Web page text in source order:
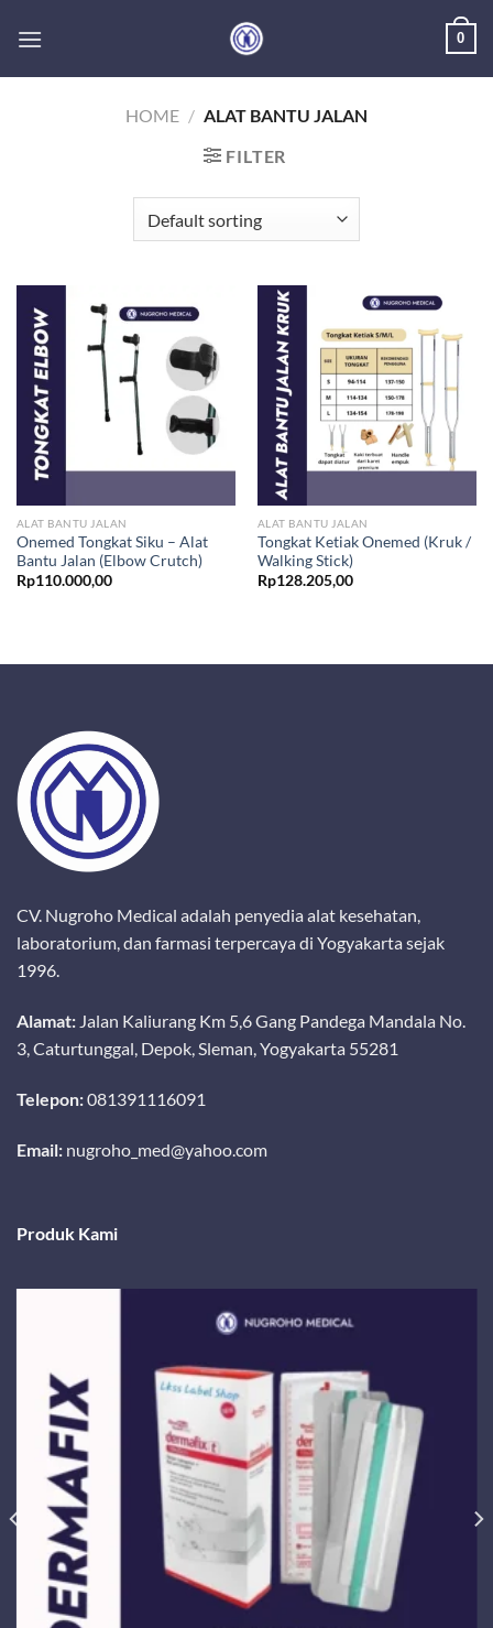
0
HOME / ALAT BANTU JALAN
FILTER
ALAT BANTU JALAN
Onemed Tongkat Siku – Alat
Bantu Jalan (Elbow Crutch)
Rp110.000,00
ALAT BANTU JALAN
Tongkat Ketiak Onemed (Kruk /
Walking Stick)
Rp128.205,00
CV. Nugroho Medical adalah penyedia alat kesehatan,
laboratorium, dan farmasi terpercaya di Yogyakarta sejak
1996.
Alamat: Jalan Kaliurang Km 5,6 Gang Pandega Mandala No.
3, Caturtunggal, Depok, Sleman, Yogyakarta 55281
Telepon:081391116091
Email: nugroho_med@yahoo.com
Produk Kami